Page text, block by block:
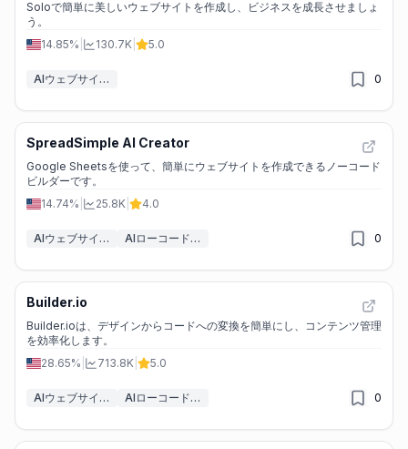
Soloで簡単に美しいウェブサイトを作成し、ビジネスを成長させましょ
う。
14.85%
130.7K 5.0
AIウェブサイトデザイナー 0
SpreadSimple AI Creator
Google Sheetsを使って、簡単にウェブサイトを作成できるノーコード
ビルダーです。
14.74%
25.8K 4.0
AIウェブサイトデザイナー AIローコード・ノーコードツール 0
Builder.io
Builder.ioは、デザインからコードへの変換を簡単にし、コンテンツ管理
を効率化します。
28.65%
713.8K 5.0
AIウェブサイトデザイナー AIローコード・ノーコードツール 0